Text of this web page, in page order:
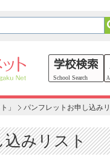
」 パンフレットお申し込み
込みリスト